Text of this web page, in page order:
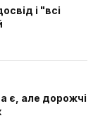
і "всі
є, але дорожчі